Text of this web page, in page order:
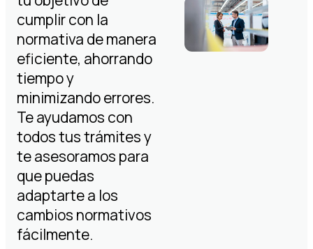
cumplir con la
normativa de manera
eficiente, ahorrando
tiempo y
minimizando errores.
Te ayudamos con
todos tus trámites y
te asesoramos para
que puedas
adaptarte a los
cambios normativos
fácilmente.